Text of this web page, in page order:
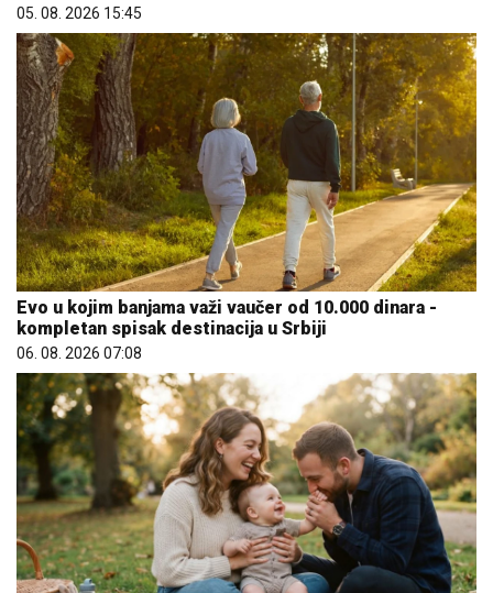
05. 08. 2026 15:45
Evo u kojim banjama važi vaučer od 10.000 dinara -
kompletan spisak destinacija u Srbiji
06. 08. 2026 07:08